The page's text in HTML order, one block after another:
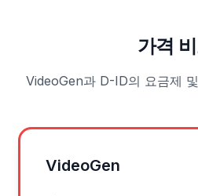
가격
VideoGen과 D-ID의 요금제
VideoGen